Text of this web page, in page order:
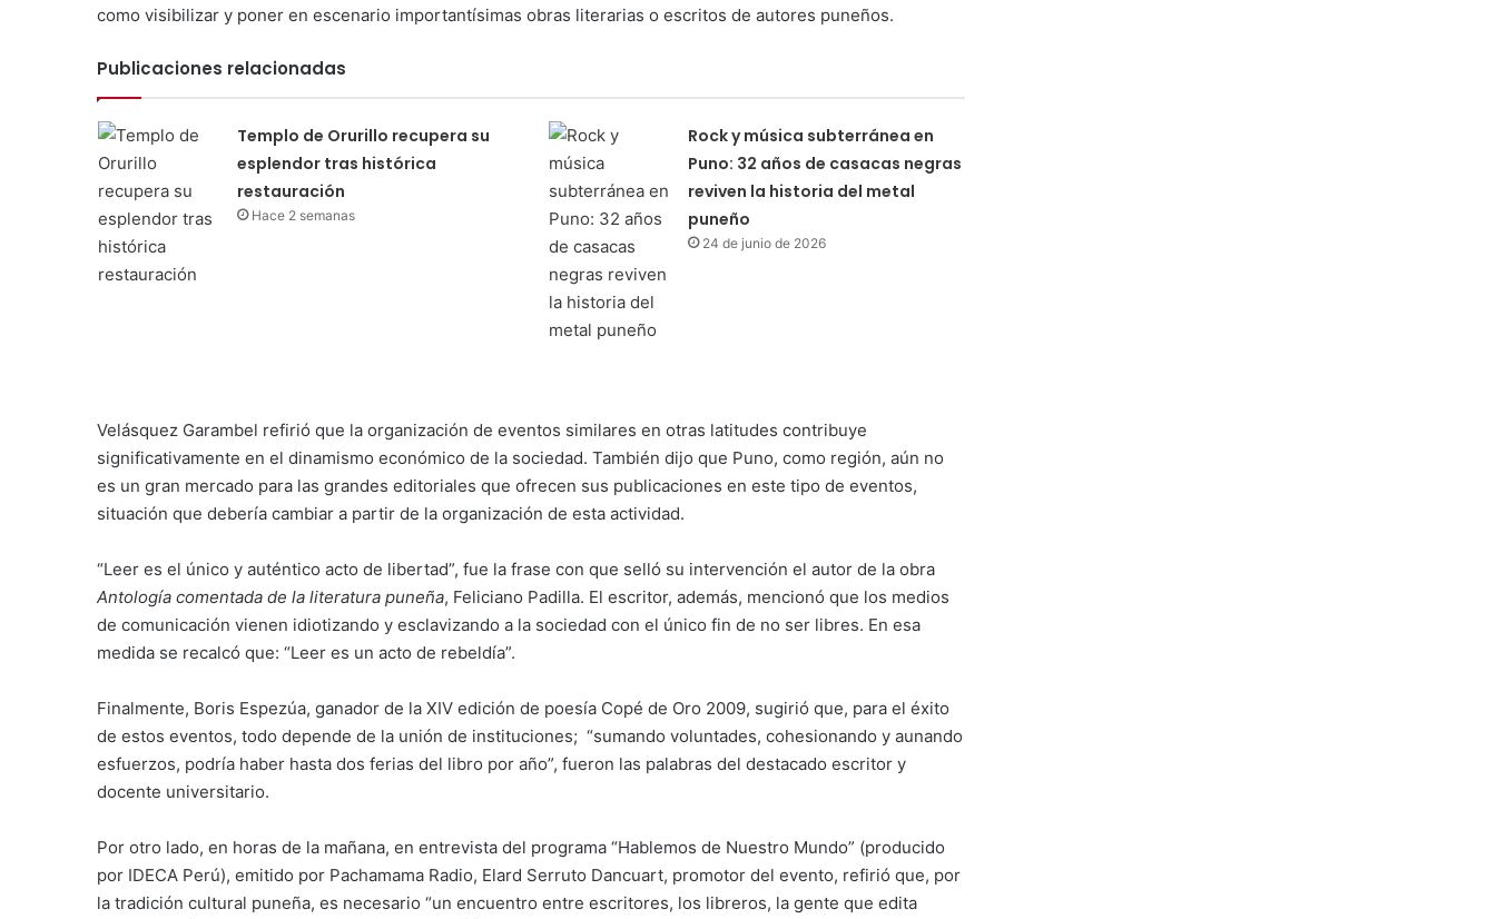
como visibilizar y poner en escenario importantísimas obras literarias o escritos de autores puneños.
Publicaciones relacionadas
Templo de Orurillo recupera su
esplendor tras histórica
restauración
Hace 2 semanas
Rock y música subterránea en
Puno: 32 años de casacas negras
reviven la historia del metal
puneño
24 de junio de 2026
Velásquez Garambel refirió que la organización de eventos similares en otras latitudes contribuye
significativamente en el dinamismo económico de la sociedad. También dijo que Puno, como región, aún no
es un gran mercado para las grandes editoriales que ofrecen sus publicaciones en este tipo de eventos,
situación que debería cambiar a partir de la organización de esta actividad.
“Leer es el único y auténtico acto de libertad”, fue la frase con que selló su intervención el autor de la obra
Antología comentada de la literatura puneña, Feliciano Padilla. El escritor, además, mencionó que los medios
de comunicación vienen idiotizando y esclavizando a la sociedad con el único fin de no ser libres. En esa
medida se recalcó que: “Leer es un acto de rebeldía”.
Finalmente, Boris Espezúa, ganador de la XIV edición de poesía Copé de Oro 2009, sugirió que, para el éxito
de estos eventos, todo depende de la unión de instituciones; “sumando voluntades, cohesionando y aunando
esfuerzos, podría haber hasta dos ferias del libro por año”, fueron las palabras del destacado escritor y
docente universitario.
Por otro lado, en horas de la mañana, en entrevista del programa “Hablemos de Nuestro Mundo” (producido
por IDECA Perú), emitido por Pachamama Radio, Elard Serruto Dancuart, promotor del evento, refirió que, por
la tradición cultural puneña, es necesario “un encuentro entre escritores, los libreros, la gente que edita